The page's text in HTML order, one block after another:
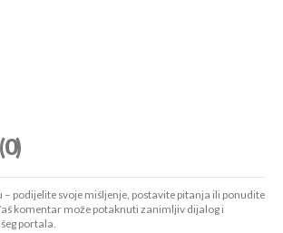
(0)
– podijelite svoje mišljenje, postavite pitanja ili ponudite
komentar može potaknuti zanimljiv dijalog i
portala.